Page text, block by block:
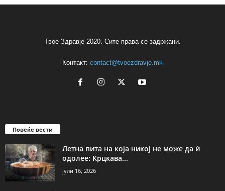
Твое Здравје 2020. Сите права се задржани.
Контакт: contact@tvoezdravje.mk
Повеќе вести
Летна пита на која никој не може да ѝ
одолее: Крцкава...
јули 16, 2026